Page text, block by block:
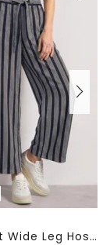
Mid Waist Wide Leg Hose mit Streifen